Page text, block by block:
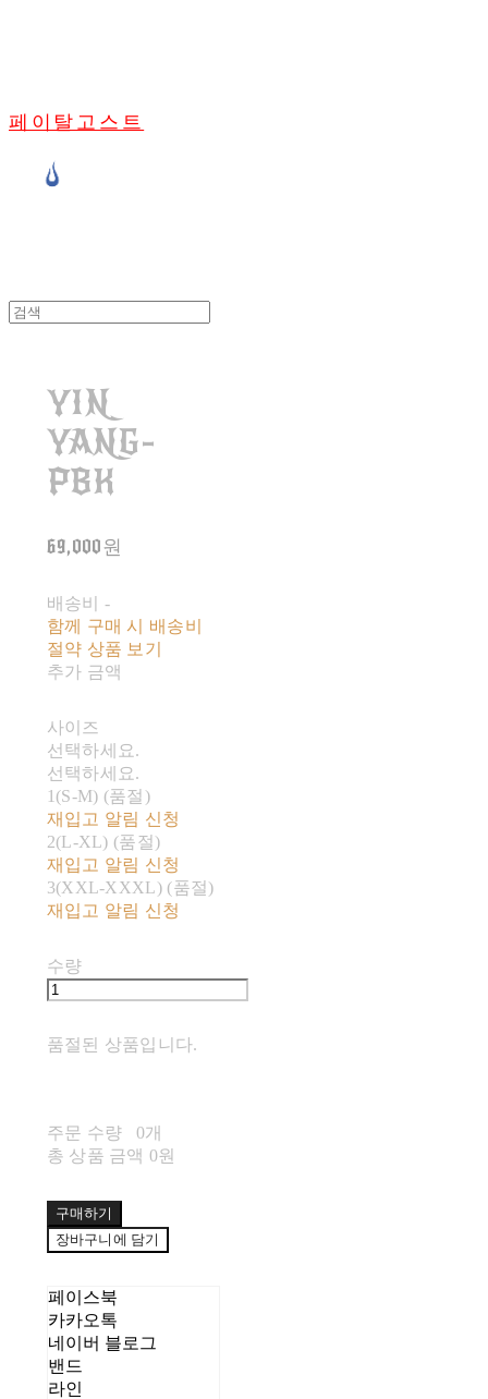
페이탈고스트
YIN
YANG-
PBK
69,000원
배송비 -
함께 구매 시 배송비
절약 상품 보기
추가 금액
사이즈
선택하세요.
선택하세요.
1(S-M) (품절)
재입고 알림 신청
2(L-XL) (품절)
재입고 알림 신청
3(XXL-XXXL) (품절)
재입고 알림 신청
수량
품절된 상품입니다.
주문 수량
0개
총 상품 금액 0원
구매하기
장바구니에 담기
페이스북
카카오톡
네이버 블로그
밴드
라인